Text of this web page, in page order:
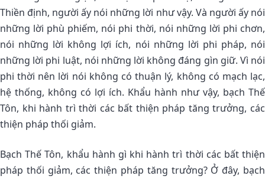
Thiền định, người ấy nói những lời như vậy. Và người ấy nói
những lời phù phiếm, nói phi thời, nói những lời phi chơn,
nói những lời không lợi ích, nói những lời phi pháp, nói
những lời phi luật, nói những lời không đáng gìn giữ. Vì nói
phi thời nên lời nói không có thuận lý, không có mạch lạc,
hệ thống, không có lợi ích. Khẩu hành như vậy, bạch Thế
Tôn, khi hành trì thời các bất thiện pháp tăng trưởng, các
thiện pháp thối giảm.
Bạch Thế Tôn, khẩu hành gì khi hành trì thời các bất thiện
pháp thối giảm, các thiện pháp tăng trưởng? Ở đây, bạch